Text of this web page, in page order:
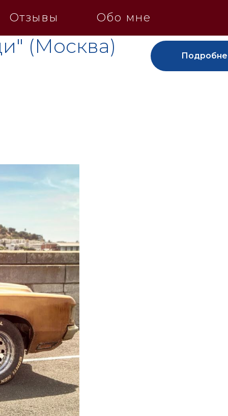
Отзывы Обо мне
(Москва)